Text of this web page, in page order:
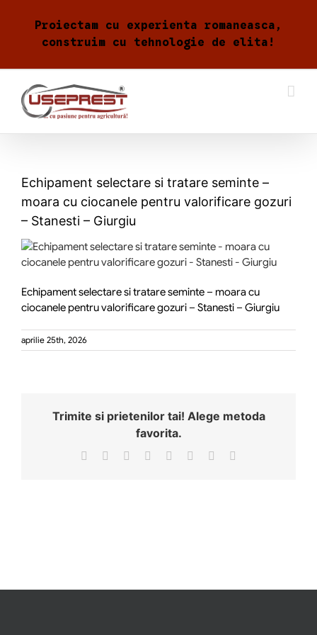
Proiectam cu experienta romaneasca,
construim cu tehnologie de elita!
Echipament selectare si tratare seminte –
moara cu ciocanele pentru valorificare gozuri
– Stanesti – Giurgiu
Echipament selectare si tratare seminte – moara cu
ciocanele pentru valorificare gozuri – Stanesti – Giurgiu
aprilie 25th, 2026
Trimite si prietenilor tai! Alege metoda
favorita.
Facebook Reddit LinkedIn
TumblrPinterest